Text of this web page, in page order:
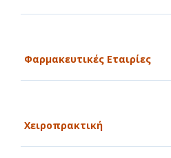
Φαρμακευτικές Εταιρίες
Χειροπρακτική